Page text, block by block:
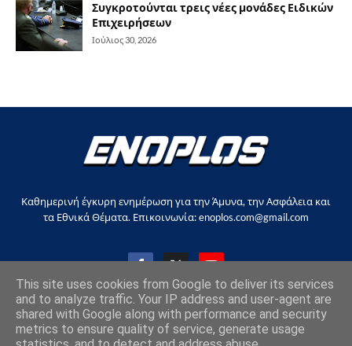
Συγκροτούνται τρεις νέες μονάδες Ειδικών
Επιχειρήσεων
Ιούλιος 30, 2026
Καθημερινή έγκυρη ενημέρωση για την Άμυνα, την Ασφάλεια και
τα Εθνικά Θέματα. Επικοινωνία: enoplos.com@gmail.com
Copyright © 2017-2026, all rights reserved |enoplos.gr
This site uses cookies from Google to deliver its services
and to analyze traffic. Your IP address and user-agent are
shared with Google along with performance and security
metrics to ensure quality of service, generate usage